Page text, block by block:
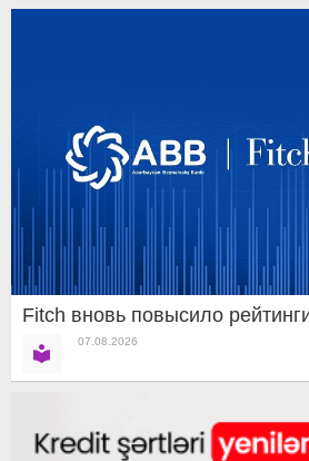
Fitch вновь повысило
07.08.2026